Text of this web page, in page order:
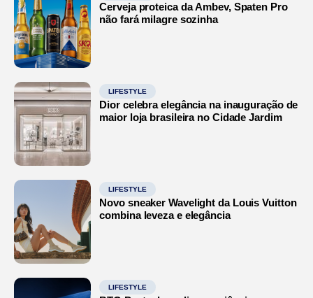
Cerveja proteica da Ambev, Spaten Pro
não fará milagre sozinha
LIFESTYLE
Dior celebra elegância na inauguração de
maior loja brasileira no Cidade Jardim
LIFESTYLE
Novo sneaker Wavelight da Louis Vuitton
combina leveza e elegância
LIFESTYLE